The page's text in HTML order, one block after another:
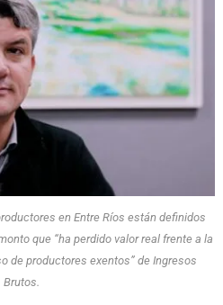
en Entre Ríos están definidos
que “ha perdido valor real frente a la
de productores exentos” de Ingresos
Brutos.